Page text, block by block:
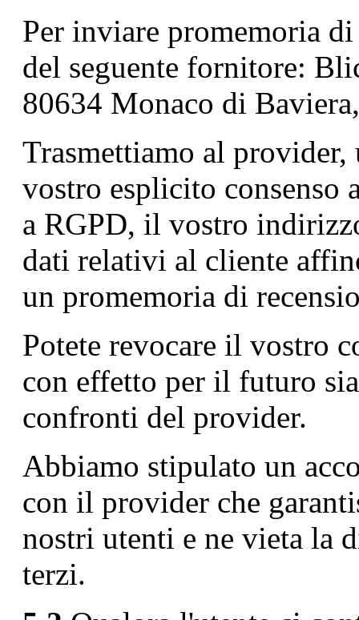
Per inviare promemoria
del seguente fornitore:
80634 Monaco di
Trasmettiamo al provider,
vostro esplicito consenso
a RGPD, il vostro
dati relativi al cliente
un promemoria di
Potete revocare il vostro
con effetto per il futuro
confronti del provider.
Abbiamo stipulato un
con il provider che
nostri utenti e ne vieta la
terzi.